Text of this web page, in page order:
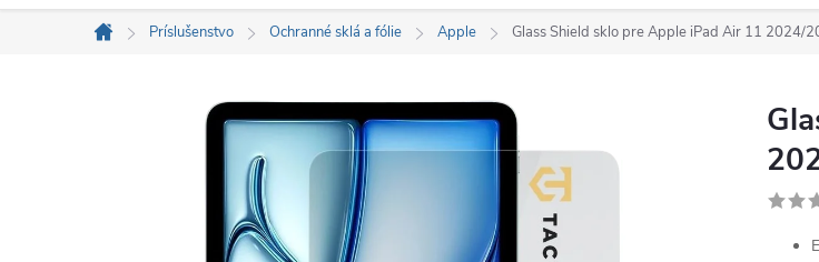
Domov
Príslušenstvo Ochranné sklá a fólie Apple Glass Shield sklo pre Apple iPad Air 11 2024/